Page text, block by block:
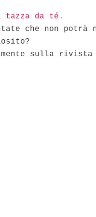
da té.
che non
sulla rivista